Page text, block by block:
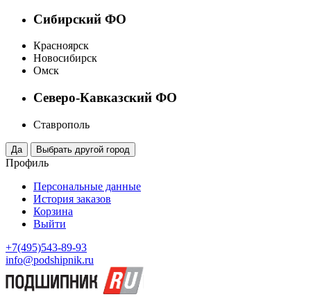
Сибирский ФО
Красноярск
Новосибирск
Омск
Северо-Кавказский ФО
Ставрополь
Профиль
Персональные данные
История заказов
Корзина
Выйти
+7(495)543-89-93
info@podshipnik.ru